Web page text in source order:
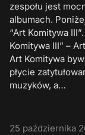
zespołu jest
albumach.
“Art Komitywa
Komitywa III” –
Art Komitywa
płycie
muzyków, a…
25 października